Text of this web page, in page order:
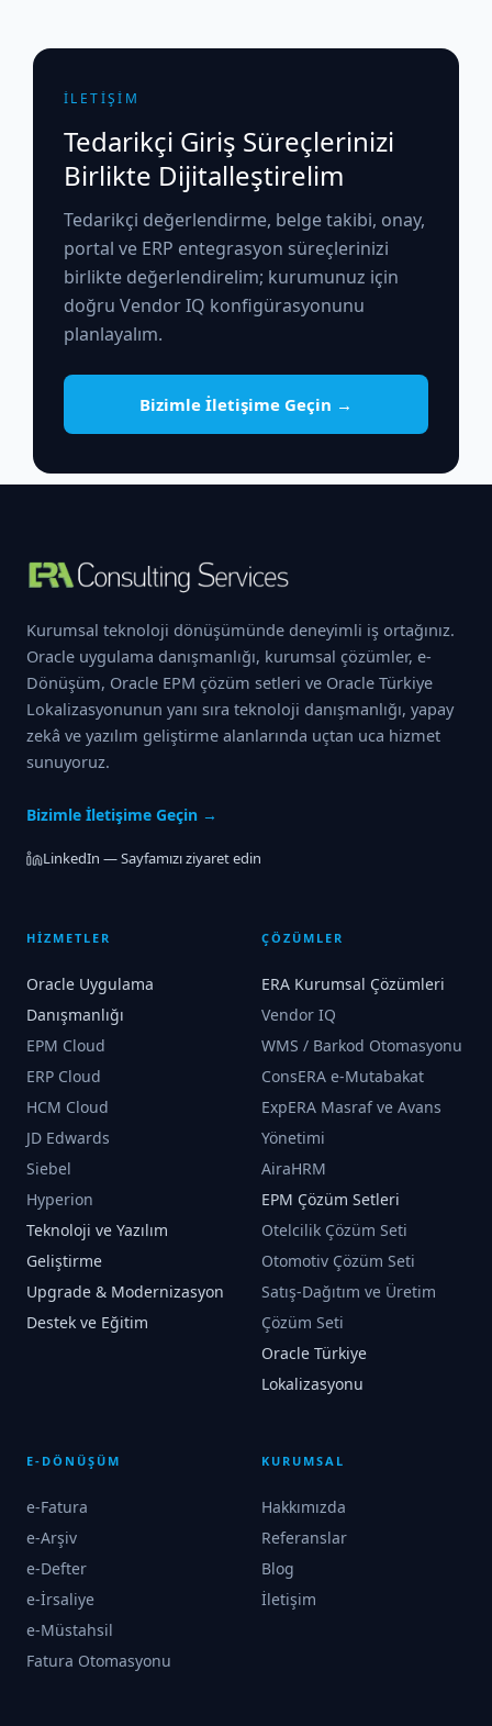
İLETİŞİM
Tedarikçi Giriş Süreçlerinizi
Birlikte Dijitalleştirelim
Tedarikçi değerlendirme, belge takibi, onay,
portal ve ERP entegrasyon süreçlerinizi
birlikte değerlendirelim; kurumunuz için
doğru Vendor IQ konfigürasyonunu
planlayalım.
Bizimle İletişime Geçin →
Kurumsal teknoloji dönüşümünde deneyimli iş ortağınız.
Oracle uygulama danışmanlığı, kurumsal çözümler, e-
Dönüşüm, Oracle EPM çözüm setleri ve Oracle Türkiye
Lokalizasyonunun yanı sıra teknoloji danışmanlığı, yapay
zekâ ve yazılım geliştirme alanlarında uçtan uca hizmet
sunuyoruz.
Bizimle İletişime Geçin →
LinkedIn — Sayfamızı ziyaret edin
HİZMETLER
Oracle Uygulama
Danışmanlığı
EPM Cloud
ERP Cloud
HCM Cloud
JD Edwards
Siebel
Hyperion
Teknoloji ve Yazılım
Geliştirme
Upgrade & Modernizasyon
Destek ve Eğitim
ÇÖZÜMLER
ERA Kurumsal Çözümleri
Vendor IQ
WMS / Barkod Otomasyonu
ConsERA e-Mutabakat
ExpERA Masraf ve Avans
Yönetimi
AiraHRM
EPM Çözüm Setleri
Otelcilik Çözüm Seti
Otomotiv Çözüm Seti
Satış-Dağıtım ve Üretim
Çözüm Seti
Oracle Türkiye
Lokalizasyonu
E-DÖNÜŞÜM
e-Fatura
e-Arşiv
e-Defter
e-İrsaliye
e-Müstahsil
Fatura Otomasyonu
KURUMSAL
Hakkımızda
Referanslar
Blog
İletişim